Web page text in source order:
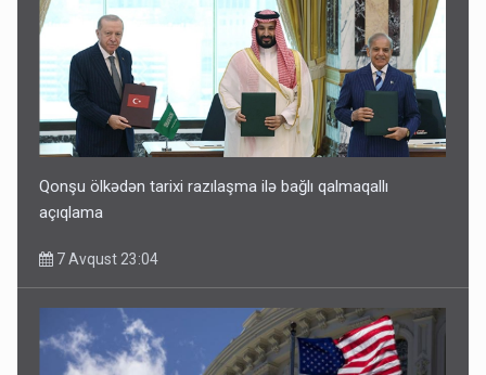
Qonşu ölkədən tarixi razılaşma ilə bağlı qalmaqallı
açıqlama
7 Avqust 23:04